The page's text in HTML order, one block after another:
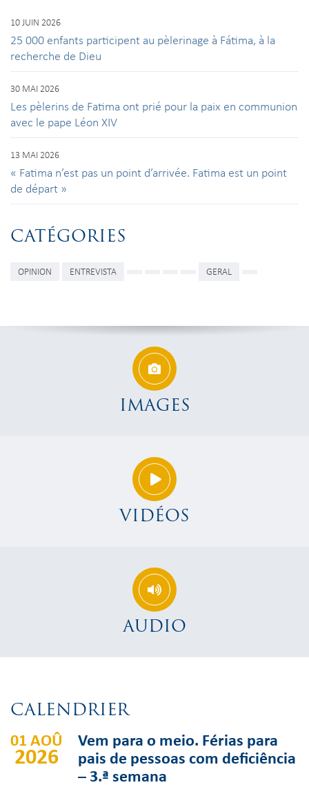
10 JUIN 2026
25 000 enfants participent au pèlerinage à Fátima, à la
recherche de Dieu
30 MAI 2026
Les pèlerins de Fatima ont prié pour la paix en communion
avec le pape Léon XIV
13 MAI 2026
« Fatima n’est pas un point d’arrivée. Fatima est un point
de départ »
CATÉGORIES
OPINION ENTREVISTA GERAL
IMAGES
VIDÉOS
AUDIO
CALENDRIER
01 AOÛ
2026
Vem para o meio. Férias para
pais de pessoas com deficiência
– 3.ª semana